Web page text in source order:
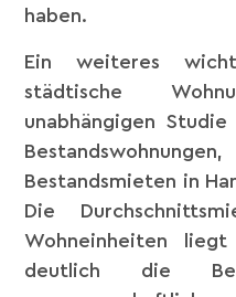
haben.
Ein weiteres
städtische
unabhängigen
Bestandsmieten in
Die
Wohneinheiten
deutlich die